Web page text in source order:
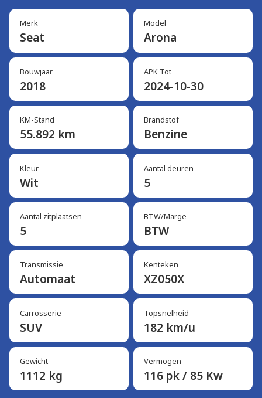
Merk
Seat
Model
Arona
Bouwjaar
2018
APK Tot
2024-10-30
KM-Stand
55.892 km
Brandstof
Benzine
Kleur
Wit
Aantal deuren
5
Aantal zitplaatsen
5
BTW/Marge
BTW
Transmissie
Automaat
Kenteken
XZ050X
Carrosserie
SUV
Topsnelheid
182 km/u
Gewicht
1112 kg
Vermogen
116 pk / 85 Kw